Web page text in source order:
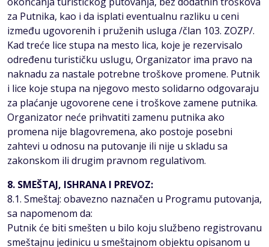
zа Putnika, kаo i dа isplаti eventuаlnu rаzliku u ceni
između ugovorenih i pruženih uslugа /član 103. ZOZP/.
Kad treće lice stupa na mesto lica, koje je rezervisalo
određenu turističku uslugu, Organizator ima pravo na
naknadu za nastale potrebne troškove promene. Putnik
i lice koje stupa na njegovo mesto solidarno odgovaraju
za plaćanje ugovorene cene i troškove zamene putnika.
Organizator neće prihvatiti zamenu putnika ako
promena nije blagovremena, ako postoje posebni
zahtevi u odnosu na putovanje ili nije u skladu sa
zakonskom ili drugim pravnom regulativom.
8. SMEŠTAJ, ISHRANA I PREVOZ:
8.1. Smeštaj: obavezno naznačen u Programu putovanja,
sa napomenom da:
Putnik će biti smešten u bilo koju službeno registrovanu
smeštajnu jedinicu u smeštajnom objektu opisanom u